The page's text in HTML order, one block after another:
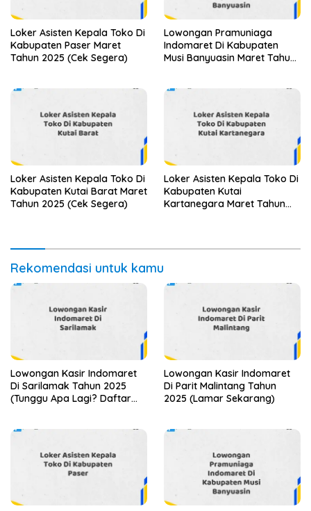
Loker Asisten Kepala Toko Di
Kabupaten Paser Maret
Tahun 2025 (Cek Segera)
Lowongan Pramuniaga
Indomaret Di Kabupaten
Musi Banyuasin Maret Tahun
Loker Asisten Kepala Toko Di
Kabupaten Kutai Barat Maret
Tahun 2025 (Cek Segera)
Loker Asisten Kepala Toko Di
Kabupaten Kutai
Kartanegara Maret Tahun
Rekomendasi untuk kamu
Lowongan Kasir Indomaret
Di Sarilamak Tahun 2025
(Tunggu Apa Lagi? Daftar
Lowongan Kasir Indomaret
Di Parit Malintang Tahun
2025 (Lamar Sekarang)